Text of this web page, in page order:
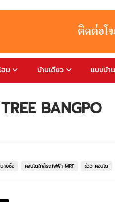
ฮม บ้านเดี่ยว แบบบ้าน
BANGPO
างซื่อ คอนโดใกล้รถไฟฟ้า MRT รีวิว คอนโด